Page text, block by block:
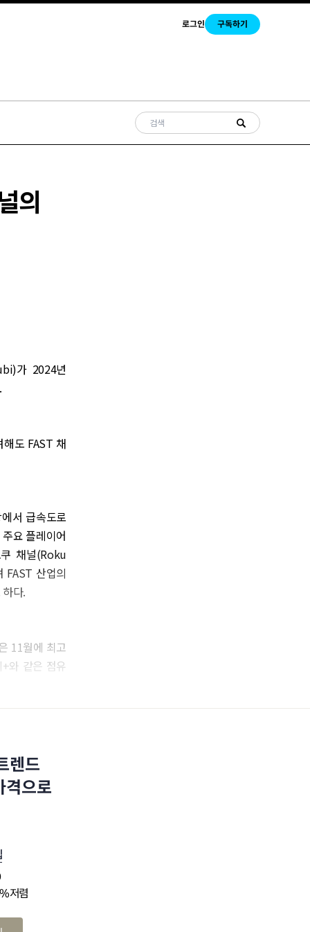
로그인 구독하기
의
가 2024년
도 FAST 채
서 급속도로
요 플레이어
채널(Roku
산업의
다.
11월에 최고
와 같은 점유
렌드
격으로
저렴